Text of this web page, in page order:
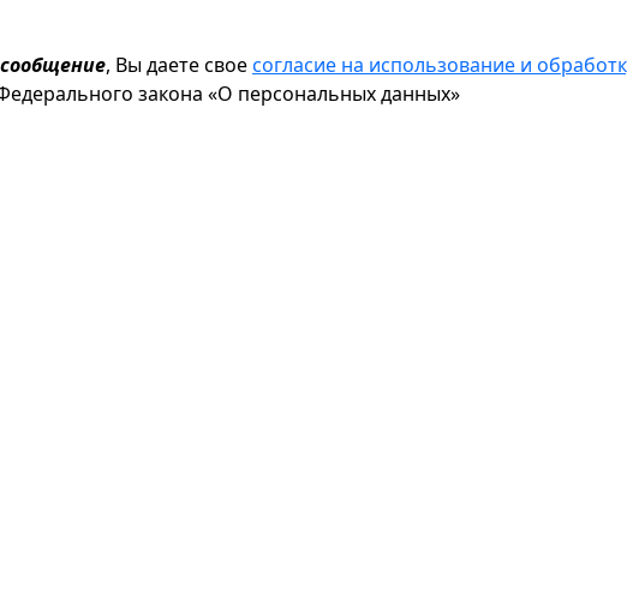
, Вы даете своесогласие на использование и
закона «О персональных данных»